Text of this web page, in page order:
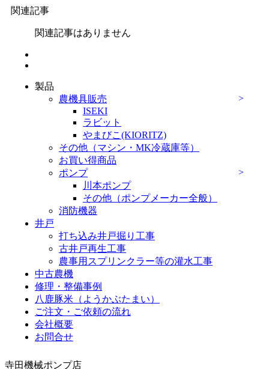
関連記事
関連記事はありません
製品
農機具販売
ISEKI
ラビット
やまびこ(KIORITZ)
その他（マシン・MK冷蔵庫等）
お買い得商品
ポンプ
川本ポンプ
その他（ポンプメーカー全般）
消防機器
井戸
打ち込み井戸掘り工事
古井戸再生工事
農事用スプリンクラー等の灌水工事
中古農機
修理・整備事例
八鹿豚米（ようかぶたまい）
ご注文・ご依頼の流れ
会社概要
お問合せ
寺田機械ポンプ店